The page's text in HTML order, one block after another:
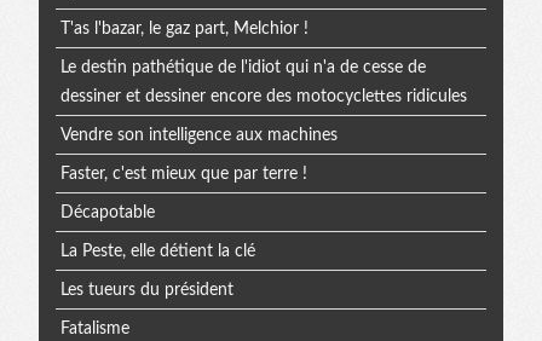
T'as l'bazar, le gaz part, Melchior !
Le destin pathétique de l'idiot qui n'a de cesse de
dessiner et dessiner encore des motocyclettes ridicules
Vendre son intelligence aux machines
Faster, c'est mieux que par terre !
Décapotable
La Peste, elle détient la clé
Les tueurs du président
Fatalisme